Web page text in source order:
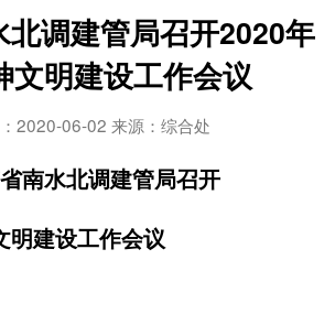
调建管局召开2020年
文明建设工作会议
2020-06-02 来源：综合处
南水北调建管局召开
明建设工作会议